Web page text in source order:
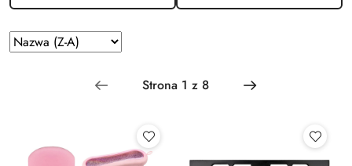
Zastosowano
sortowanie:
Sortuj
według